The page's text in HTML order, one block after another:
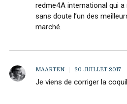
redme4A international qui
sans doute l’un des
marché.
Je viens de corriger la
MAARTEN 20 JUILLET 2017